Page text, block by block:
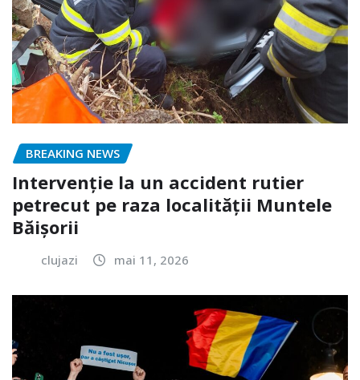
BREAKING NEWS
Intervenție la un accident rutier
petrecut pe raza localității Muntele
Băișorii
clujazi mai 11, 2026